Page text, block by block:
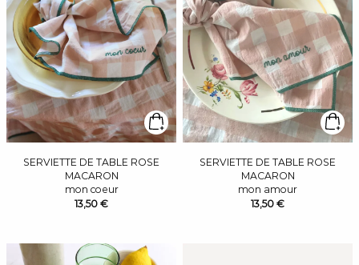
SERVIETTE DE TABLE ROSE
MACARON
mon coeur
13,50 €
SERVIETTE DE TABLE ROSE
MACARON
mon amour
13,50 €